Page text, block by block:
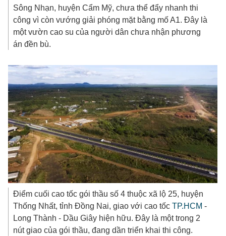
Sông Nhạn, huyện Cẩm Mỹ, chưa thể đẩy nhanh thi
công vì còn vướng giải phóng mặt bằng mố A1. Đây là
một vườn cao su của người dân chưa nhận phương
án đền bù.
Điểm cuối cao tốc gói thầu số 4 thuộc xã lộ 25, huyện
Thống Nhất, tỉnh Đồng Nai, giao với cao tốcTP.HCM -
Long Thành - Dầu Giây hiện hữu. Đây là một trong 2
nút giao của gói thầu, đang dần triển khai thi công.